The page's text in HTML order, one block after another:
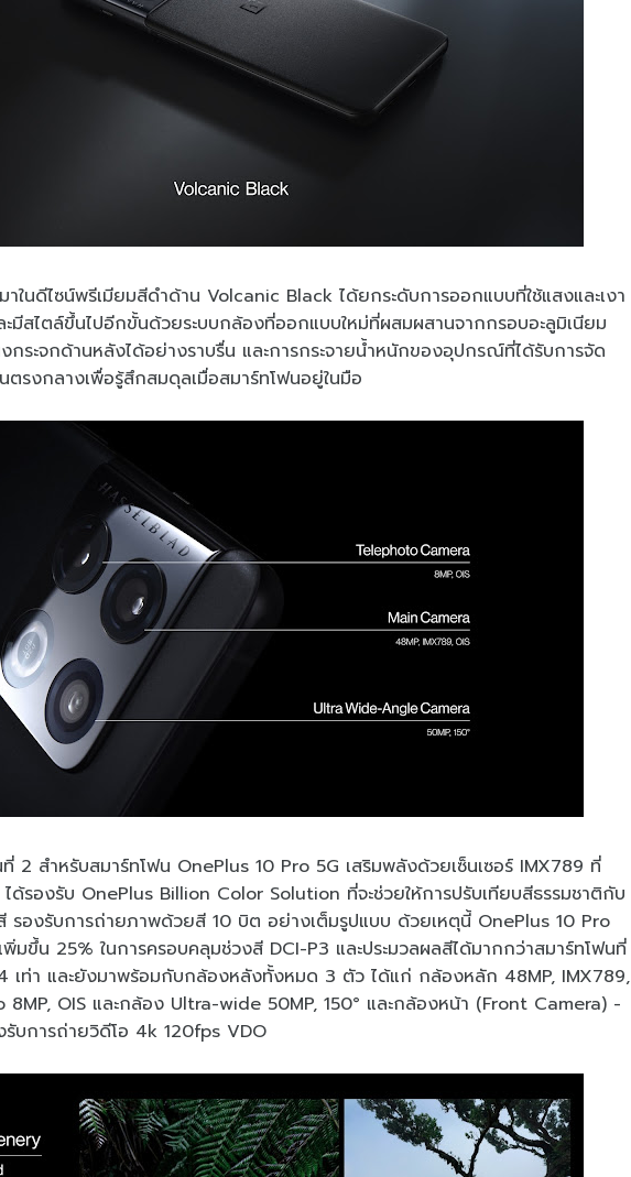
ในดีไซน์พรีเมียมสีดำด้าน Volcanic Black ได้ยกระดับการออกแบบที่ใช้แสงและเงา
ะมีสไตล์ขึ้นไปอีกขั้นด้วยระบบกล้องที่ออกแบบใหม่ที่ผสมผสานจากกรอบอะลูมิเนียม
กระจกด้านหลังได้อย่างราบรื่น และการกระจายน้ำหนักของอุปกรณ์ที่ได้รับการจัด
ตรงกลางเพื่อรู้สึกสมดุลเมื่อสมาร์ทโฟนอยู่ในมือ
2 สำหรับสมาร์ทโฟน OnePlus 10 Pro 5G เสริมพลังด้วยเซ็นเซอร์ IMX789 ที่
ด้รองรับ OnePlus Billion Color Solution ที่จะช่วยให้การปรับเทียบสีธรรมชาติกับ
รองรับการถ่ายภาพด้วยสี 10 บิต อย่างเต็มรูปแบบ ด้วยเหตุนี้ OnePlus 10 Pro
มขึ้น 25% ในการครอบคลุมช่วงสี DCI-P3 และประมวลผลสีได้มากกว่าสมาร์ทโฟนที่
ท่า และยังมาพร้อมกับกล้องหลังทั้งหมด 3 ตัว ได้แก่ กล้องหลัก 48MP, IMX789,
OIS และกล้อง Ultra-wide 50MP, 150° และกล้องหน้า (Front Camera) -
รับการถ่ายวิดีโอ 4k 120fps VDO